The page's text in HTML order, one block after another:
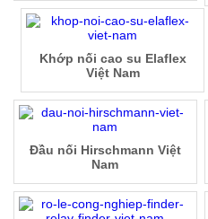
Khớp nối cao su Elaflex
Việt Nam
Đầu nối Hirschmann Việt
Nam